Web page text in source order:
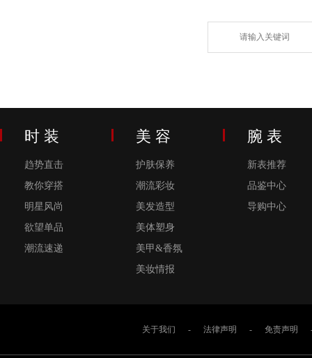
时 装
趋势直击
教你穿搭
明星风尚
欲望单品
潮流速递
美 容
护肤保养
潮流彩妆
美发造型
美体塑身
美甲&香氛
美妆情报
腕 表
新表推荐
品鉴中心
导购中心
关于我们 - 法律声明 - 免责声明